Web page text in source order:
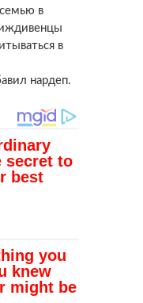
семью в
в
нардеп.